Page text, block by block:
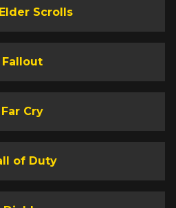
Scrolls
Fallout
Far Cry
of Duty